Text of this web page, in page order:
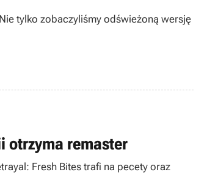
tylko zobaczyliśmy odświeżoną wersję
otrzyma remaster
Fresh Bites trafi na pecety oraz